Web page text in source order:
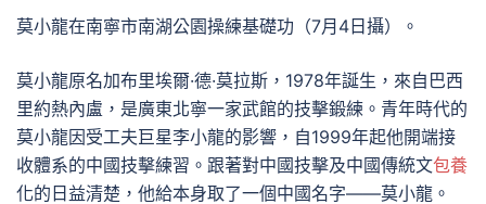
莫小龍在南寧市南湖公園操練基礎功（7月4日攝）。
莫小龍原名加布里埃爾·德·莫拉斯，1978年誕生，來自巴西
里約熱內盧，是廣東北寧一家武館的技擊鍛練。青年時代的
莫小龍因受工夫巨星李小龍的影響，自1999年起他開端接
收體系的中國技擊練習。跟著對中國技擊及中國傳統文包養
化的日益清楚，他給本身取了一個中國名字——莫小龍。